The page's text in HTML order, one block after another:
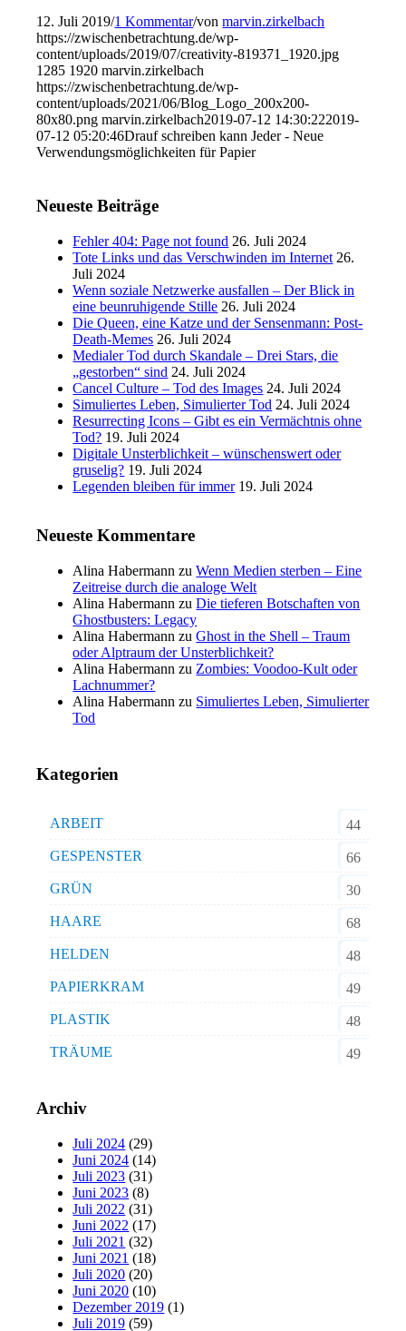
12. Juli 2019/1 Kommentar/vonmarvin.zirkelbach
https://zwischenbetrachtung.de/wp-
content/uploads/2019/07/creativity-819371_1920.jpg
1285 1920 marvin.zirkelbach
https://zwischenbetrachtung.de/wp-
content/uploads/2021/06/Blog_Logo_200x200-
80x80.png marvin.zirkelbach2019-07-12 14:30:222019-
07-12 05:20:46Drauf schreiben kann Jeder - Neue
Verwendungsmöglichkeiten für Papier
Neueste Beiträge
Fehler 404: Page not found 26. Juli 2024
Tote Links und das Verschwinden im Internet 26.
Juli 2024
Wenn soziale Netzwerke ausfallen – Der Blick in
eine beunruhigende Stille 26. Juli 2024
Die Queen, eine Katze und der Sensenmann: Post-
Death-Memes 26. Juli 2024
Medialer Tod durch Skandale – Drei Stars, die
„gestorben“ sind 24. Juli 2024
Cancel Culture – Tod des Images 24. Juli 2024
Simuliertes Leben, Simulierter Tod 24. Juli 2024
Resurrecting Icons – Gibt es ein Vermächtnis ohne
Tod? 19. Juli 2024
Digitale Unsterblichkeit – wünschenswert oder
gruselig? 19. Juli 2024
Legenden bleiben für immer 19. Juli 2024
Neueste Kommentare
Alina Habermann zuWenn Medien sterben – Eine
Zeitreise durch die analoge Welt
Alina Habermann zuDie tieferen Botschaften von
Ghostbusters: Legacy
Alina Habermann zuGhost in the Shell – Traum
oder Alptraum der Unsterblichkeit?
Alina Habermann zu Zombies: Voodoo-Kult oder
Lachnummer?
Alina Habermann zu Simuliertes Leben, Simulierter
Tod
Kategorien
ARBEIT
44
GESPENSTER
66
GRÜN
30
HAARE
68
HELDEN
48
PAPIERKRAM
49
PLASTIK
48
TRÄUME
49
Archiv
Juli 2024 (29)
Juni 2024 (14)
Juli 2023 (31)
Juni 2023 (8)
Juli 2022 (31)
Juni 2022 (17)
Juli 2021 (32)
Juni 2021 (18)
Juli 2020 (20)
Juni 2020 (10)
Dezember 2019 (1)
Juli 2019 (59)